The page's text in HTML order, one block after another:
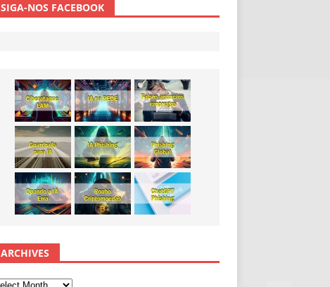
SIGA-NOS FACEBOOK
ARCHIVES